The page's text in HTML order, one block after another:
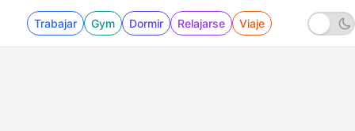
Trabajar Gym Dormir Relajarse Viaje